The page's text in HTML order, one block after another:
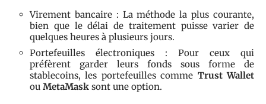
Virement bancaire : La méthode la plus courante,
bien que le délai de traitement puisse varier de
quelques heures à plusieurs jours.
Portefeuilles électroniques : Pour ceux qui
préfèrent garder leurs fonds sous forme de
stablecoins, les portefeuilles comme Trust Wallet
ou MetaMask sont une option.